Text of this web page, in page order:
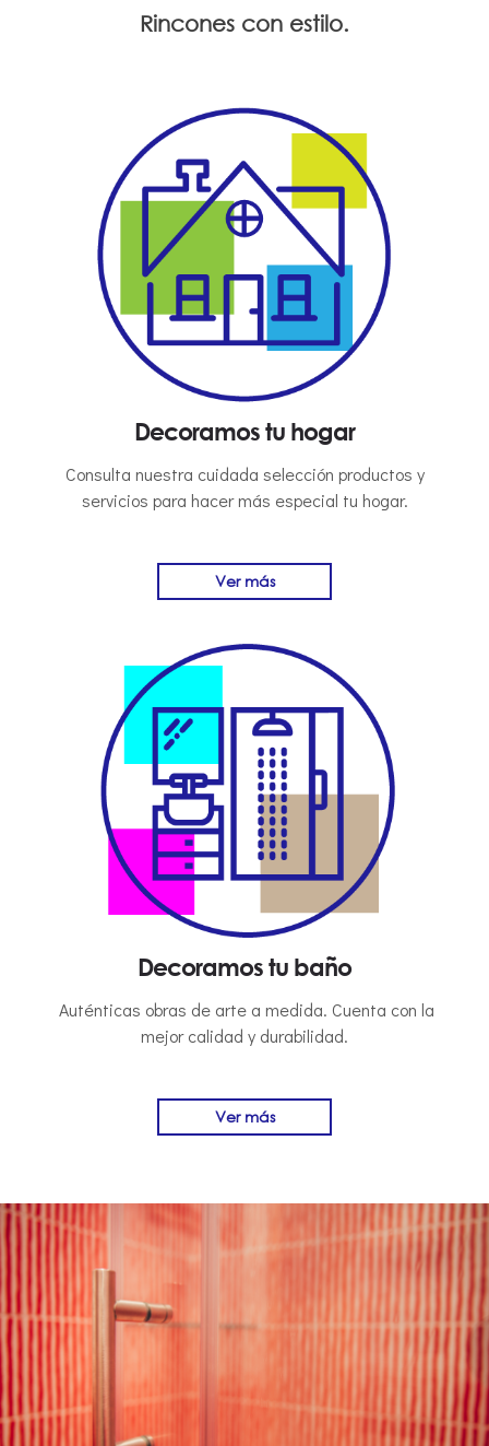
Rincones con estilo.
Decoramos tu hogar
Consulta nuestra cuidada selección productos y
servicios para hacer más especial tu hogar.
Ver más
Decoramos tu baño
Auténticas obras de arte a medida. Cuenta con la
mejor calidad y durabilidad.
Ver más